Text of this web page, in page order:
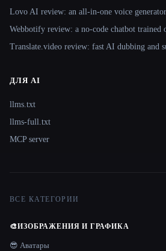
Lovo AI review: an all-in-one voice
Webbotify review: a no-code chatbot trained
Translate.video review: fast AI dubbing and
ДЛЯ AI
llms.txt
llms-full.txt
MCP server
ВСЕ КАТЕГОРИИ
🎨ИЗОБРАЖЕНИЯ И ГРАФИКА
😎 Аватары